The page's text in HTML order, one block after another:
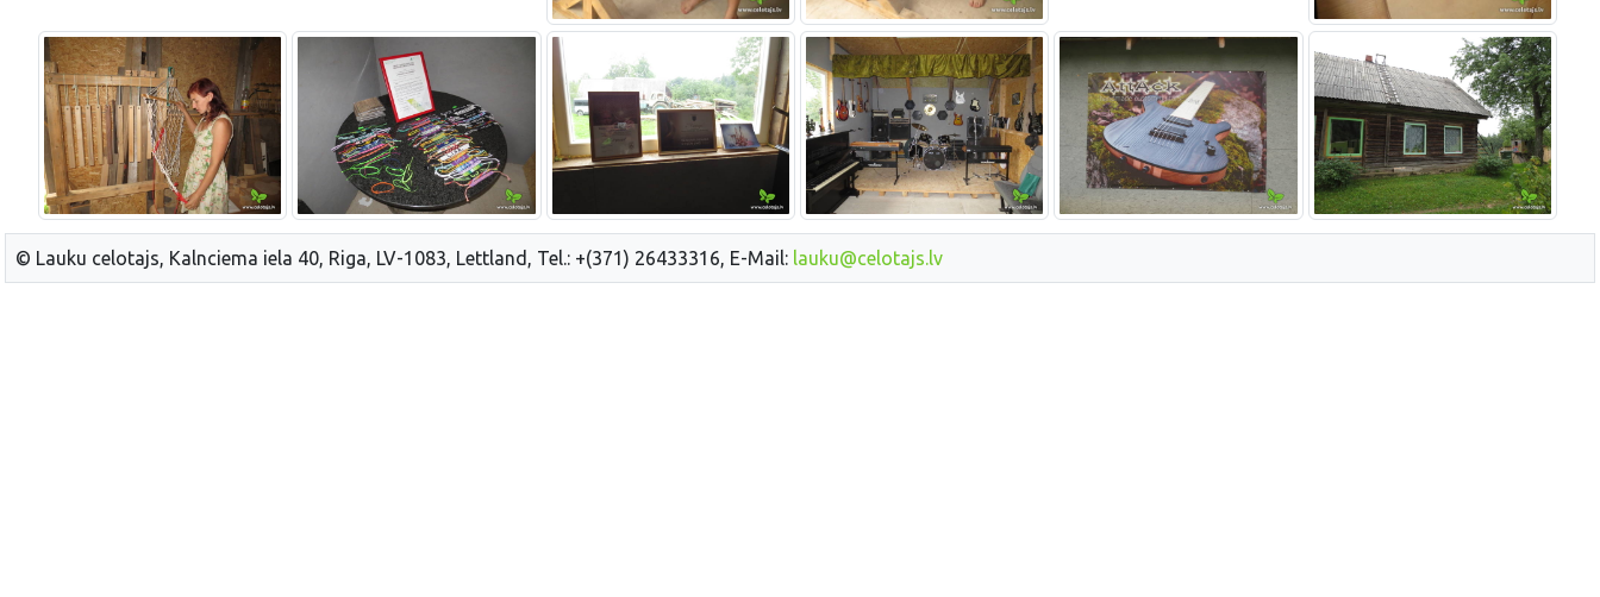
© Lauku celotajs, Kalnciema iela 40, Riga, LV-1083, Lettland, Tel.: +(371) 26433316, E-Mail: lauku@celotajs.lv